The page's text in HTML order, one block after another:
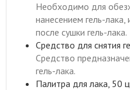
Необходимо для
нанесением гель-лака,
после сушки гель-лака.
Средство для снятия
Средство
гель-лака.
Палитра для лака, 50